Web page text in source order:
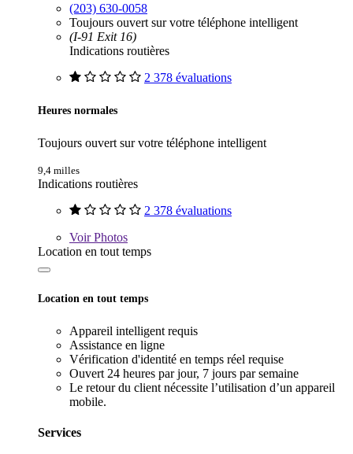
(203) 630-0058
Toujours ouvert sur votre téléphone intelligent
(I-91 Exit 16)
Indications routières
2 378 évaluations
Heures normales
Toujours ouvert sur votre téléphone intelligent
9,4 milles
Indications routières
2 378 évaluations
VoirPhotos
Location en tout temps
Location en tout temps
Appareil intelligent requis
Assistance en ligne
Vérification d'identité en temps réel requise
Ouvert 24 heures par jour, 7 jours par semaine
Le retour du client nécessite l’utilisation d’un appareil
mobile.
Services